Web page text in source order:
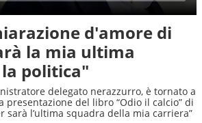
d'amore di
la mia ultima
politica"
delegato nerazzurro, è tornato a
presentazione del libro “Odio il calcio” di
sarà l’ultima squadra della mia carriera”